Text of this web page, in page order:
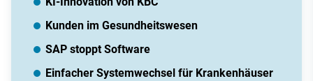
Kunden im Gesundheitswesen
SAP stoppt Software
Einfacher Systemwechsel für Krankenhäuser